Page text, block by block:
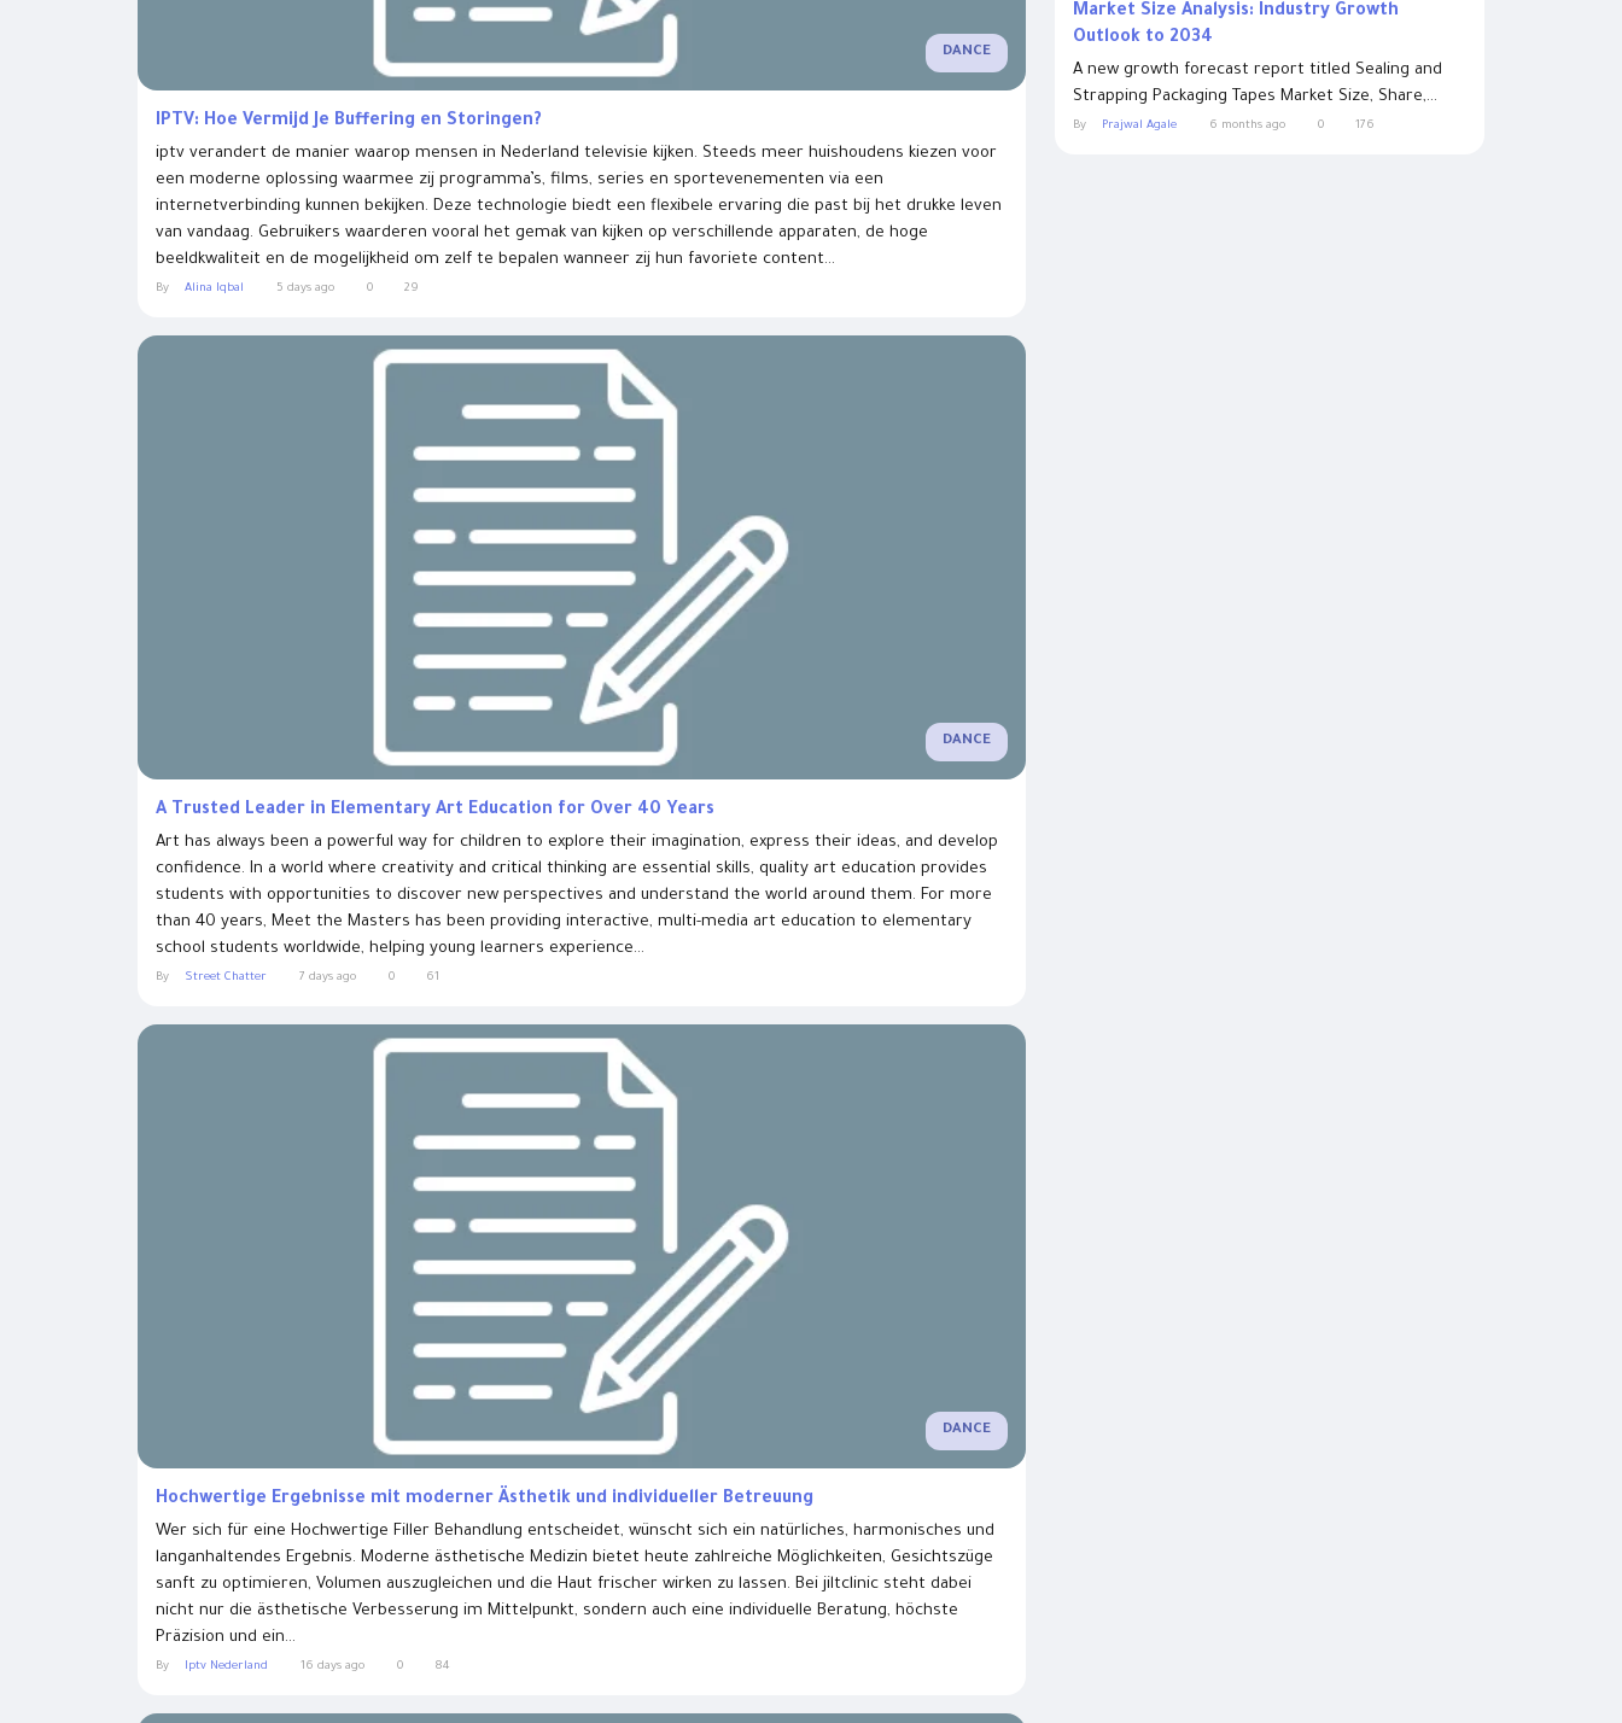
DANCE
IPTV: Hoe Vermijd Je Buffering en Storingen?
iptv verandert de manier waarop mensen in Nederland televisie kijken. Steeds meer huishoudens kiezen voor
een moderne oplossing waarmee zij programma’s, films, series en sportevenementen via een
internetverbinding kunnen bekijken. Deze technologie biedt een flexibele ervaring die past bij het drukke leven
van vandaag. Gebruikers waarderen vooral het gemak van kijken op verschillende apparaten, de hoge
beeldkwaliteit en de mogelijkheid om zelf te bepalen wanneer zij hun favoriete content...
By Alina Iqbal 5 days ago 0 29
DANCE
A Trusted Leader in Elementary Art Education for Over 40 Years
Art has always been a powerful way for children to explore their imagination, express their ideas, and develop
confidence. In a world where creativity and critical thinking are essential skills, quality art education provides
students with opportunities to discover new perspectives and understand the world around them. For more
than 40 years, Meet the Masters has been providing interactive, multi-media art education to elementary
school students worldwide, helping young learners experience...
By Street Chatter 7 days ago 0 61
DANCE
Hochwertige Ergebnisse mit moderner Ästhetik und individueller Betreuung
Wer sich für eine Hochwertige Filler Behandlung entscheidet, wünscht sich ein natürliches, harmonisches und
langanhaltendes Ergebnis. Moderne ästhetische Medizin bietet heute zahlreiche Möglichkeiten, Gesichtszüge
sanft zu optimieren, Volumen auszugleichen und die Haut frischer wirken zu lassen. Bei jiltclinic steht dabei
nicht nur die ästhetische Verbesserung im Mittelpunkt, sondern auch eine individuelle Beratung, höchste
Präzision und ein...
By Iptv Nederland 16 days ago 0 84
Market Size Analysis: Industry Growth
Outlook to 2034
A new growth forecast report titled Sealing and
Strapping Packaging Tapes Market Size, Share,...
By Prajwal Agale 6 months ago 0 176